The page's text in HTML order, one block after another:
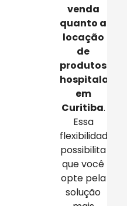
venda
quanto a
locação
de
produtos
hospitalares
em
Curitiba.
Essa
flexibilidade
possibilita
que você
opte pela
solução